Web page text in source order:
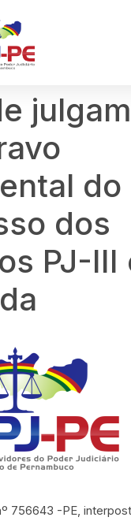
do
dos
PJ-III
756643 -PE,